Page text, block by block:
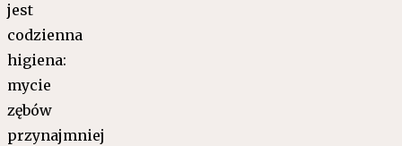
jest
codzienna
higiena:
mycie
zębów
przynajmniej